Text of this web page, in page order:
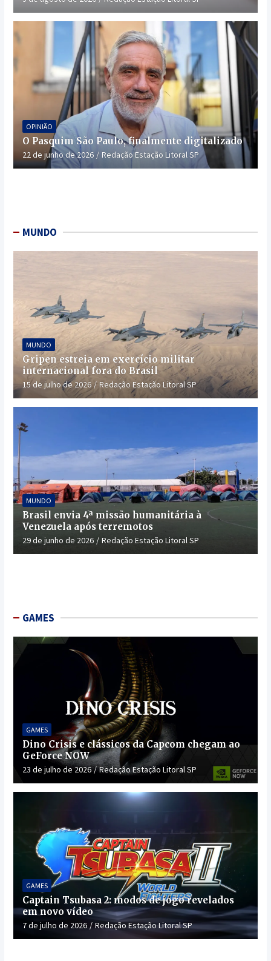
OPINIÃO
O Pasquim São Paulo, finalmente digitalizado
22 de junho de 2026 Redação Estação Litoral SP
MUNDO
MUNDO
Gripen estreia em exercício militar
internacional fora do Brasil
15 de julho de 2026 Redação Estação Litoral SP
MUNDO
Brasil envia 4ª missão humanitária à
Venezuela após terremotos
29 de junho de 2026 Redação Estação Litoral SP
GAMES
GAMES
Dino Crisis e clássicos da Capcom chegam ao
GeForce NOW
23 de julho de 2026 Redação Estação Litoral SP
GAMES
Captain Tsubasa 2: modos de jogo revelados
em novo vídeo
7 de julho de 2026 Redação Estação Litoral SP